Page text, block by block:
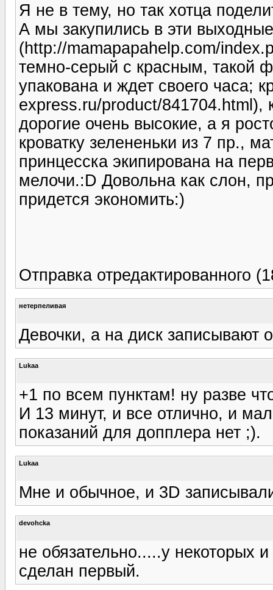
Я не в тему, но так хотца
А мы закупились в эти
(http://mamapapahelp.com/
темно-серый с красным, такой
упакована и ждет своего часа;
express.ru/product/841704.html),
дорогие очень высокие, а я
кроватку зелененьки из 7 пр.,
принцесска экипирована на
мелочи.:D Довольна как слон,
придется экономить:)
Отправка отредактированного
нетерпеливая
Девочки, а на диск записывают
Lukaa
+1 по всем пунктам! ну разве
И 13 минут, и все отлично, и
показаний для допплера нет ;).
Lukaa
Мне и обычное, и 3D
devohcka
не обязательно.....у некоторых
сделан первый.